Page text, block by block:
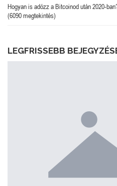
Hogyan is adózz a Bitcoinod után 2020-
(6090 megtekintés)
LEGFRISSEBB